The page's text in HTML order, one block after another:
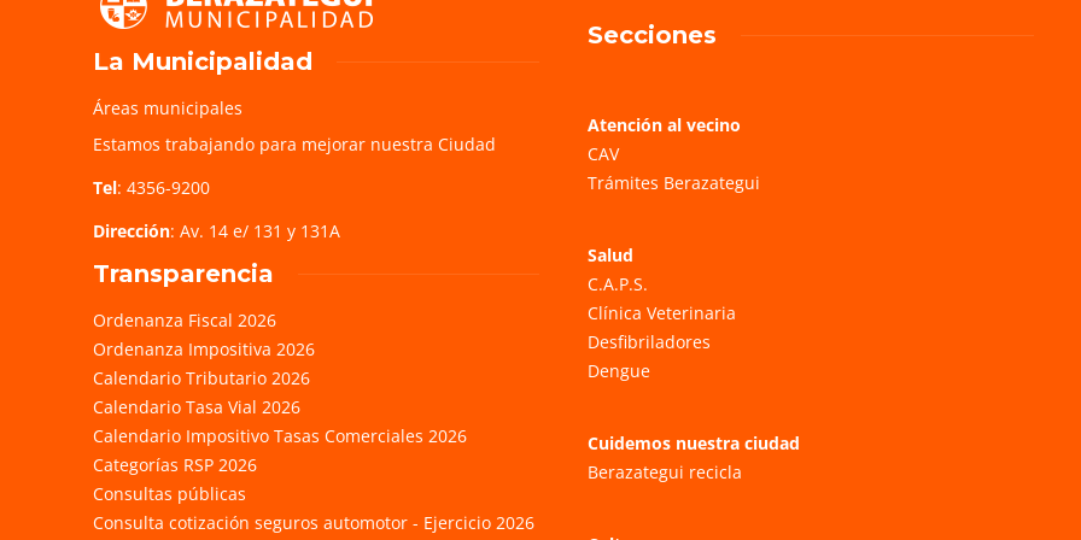
La Municipalidad
Áreas municipales
Estamos trabajando para mejorar nuestra Ciudad
Tel: 4356-9200
Dirección: Av. 14 e/ 131 y 131A
Transparencia
Ordenanza Fiscal 2026
Ordenanza Impositiva 2026
Calendario Tributario 2026
Calendario Tasa Vial 2026
Calendario Impositivo Tasas Comerciales 2026
Categorías RSP 2026
Consultas públicas
Consulta cotización seguros automotor - Ejercicio 2026
Secciones
Atención al vecino
CAV
Trámites Berazategui
Salud
C.A.P.S.
Clínica Veterinaria
Desfibriladores
Dengue
Cuidemos nuestra ciudad
Berazategui recicla